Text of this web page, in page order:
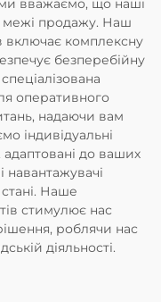
вважаємо, що наші
межі продажу. Наш
включає комплексну
безперебійну
оперативного
надаючи вам
індивідуальні
адаптовані до ваших
Наше
стимулює нас
роблячи нас
діяльності.